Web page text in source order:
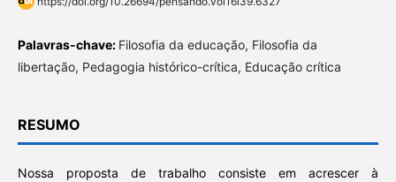
Palavras-chave: Filosofia da educação, Filosofia da
libertação, Pedagogia histórico-crítica, Educação crítica
RESUMO
Nossa proposta de trabalho consiste em acrescer à